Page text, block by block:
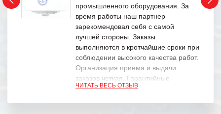
промышленного оборудования. За
время работы наш партнер
зарекомендовал себя с самой
лучшей стороны. Заказы
выполняются в кротчайшие сроки при
соблюдении высокого качества работ.
Организация приема и выдачи
заказов четкая. Гарантийные
обязательства выполняются в
ЧИТАТЬ ВЕСЬ ОТЗЫВ